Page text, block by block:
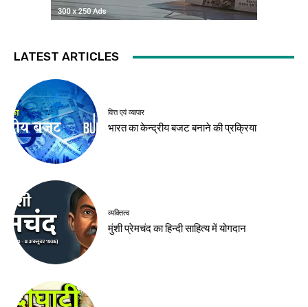
LATEST ARTICLES
वित्त एवं व्यापार
भारत का केन्द्रीय बजट बनाने की प्रक्रिया
व्यक्तित्व
मुंशी प्रेमचंद का हिन्दी साहित्य में योगदान